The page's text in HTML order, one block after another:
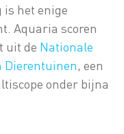
is het enige
Aquaria scoren
uit de Nationale
Dierentuinen, een
onder bijna